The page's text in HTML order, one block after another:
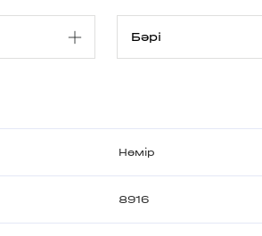
Нөмір
8916